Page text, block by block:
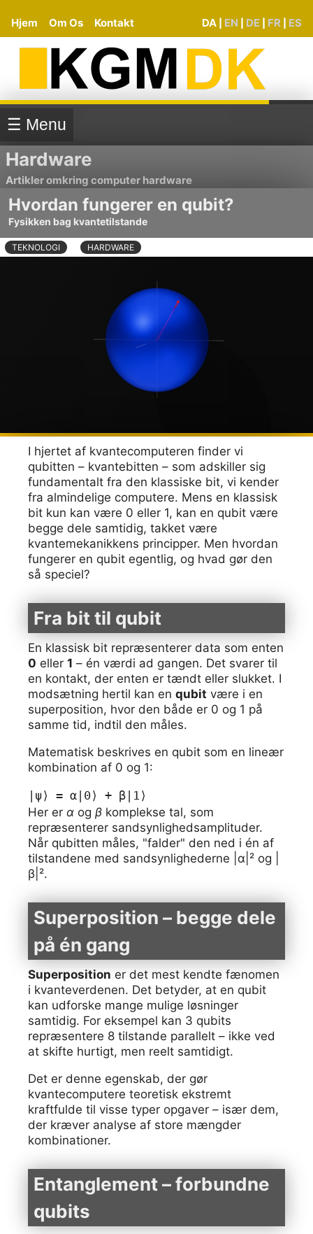
Hjem Om Os Kontakt DA EN DE FR ES
☰ Menu
Hardware
Artikler omkring computer hardware
Hvordan fungerer en qubit?
Fysikken bag kvantetilstande
TEKNOLOGI HARDWARE
I hjertet af kvantecomputeren finder vi
qubitten – kvantebitten – som adskiller sig
fundamentalt fra den klassiske bit, vi kender
fra almindelige computere. Mens en klassisk
bit kun kan være 0 eller 1, kan en qubit være
begge dele samtidig, takket være
kvantemekanikkens principper. Men hvordan
fungerer en qubit egentlig, og hvad gør den
så speciel?
Fra bit til qubit
En klassisk bit repræsenterer data som enten
0 eller 1 – én værdi ad gangen. Det svarer til
en kontakt, der enten er tændt eller slukket. I
modsætning hertil kan en qubit være i en
superposition, hvor den både er 0 og 1 på
samme tid, indtil den måles.
Matematisk beskrives en qubit som en lineær
kombination af 0 og 1:
|ψ⟩ = α|0⟩ + β|1⟩
Her er α og β komplekse tal, som
repræsenterer sandsynlighedsamplituder.
Når qubitten måles, "falder" den ned i én af
tilstandene med sandsynlighederne |α|² og |
β|².
Superposition – begge dele
på én gang
Superposition er det mest kendte fænomen
i kvanteverdenen. Det betyder, at en qubit
kan udforske mange mulige løsninger
samtidig. For eksempel kan 3 qubits
repræsentere 8 tilstande parallelt – ikke ved
at skifte hurtigt, men reelt samtidigt.
Det er denne egenskab, der gør
kvantecomputere teoretisk ekstremt
kraftfulde til visse typer opgaver – især dem,
der kræver analyse af store mængder
kombinationer.
Entanglement – forbundne
qubits